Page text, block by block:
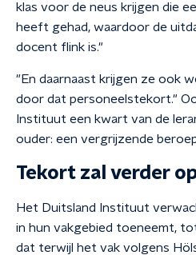
klas voor de neus krijgen die
heeft gehad, waardoor de
docent flink is."
"En daarnaast krijgen ze ook
door dat personeelstekort."
Instituut een kwart van de
ouder: een vergrijzende
Tekort zal verder
Het Duitsland Instituut
in hun vakgebied toeneemt,
dat terwijl het vak volgens